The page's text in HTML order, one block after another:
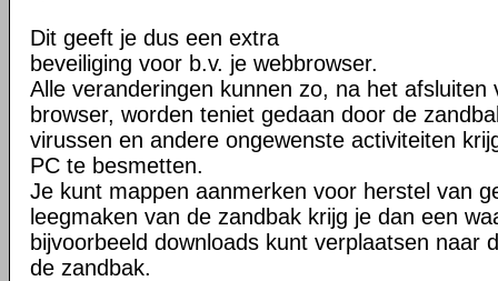
Dit geeft je dus een extra
beveiliging voor b.v. je webbrowser.
Alle veranderingen kunnen zo, na het afsluiten
browser, worden teniet gedaan door de
virussen en andere ongewenste activiteiten
PC te besmetten.
Je kunt mappen aanmerken voor herstel van
leegmaken van de zandbak krijg je dan een
bijvoorbeeld downloads kunt verplaatsen naar
de zandbak.